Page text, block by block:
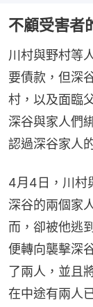
不顧受害者
川村與野村等
要債款，但深
村，以及面臨
深谷與家人們
認過深谷家人
4月4日，川村
深谷的兩個家
而，卻被他逃
便轉向襲擊深
了兩人，並且
在中途有兩人